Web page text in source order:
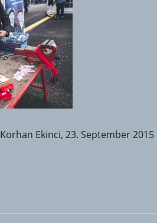
Korhan Ekinci, 23. September 2015